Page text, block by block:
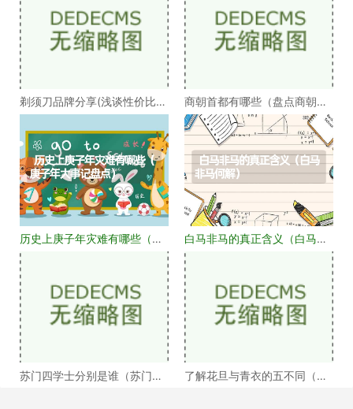
剃须刀品牌分享(浅谈性价比高
的剃须刀品牌）
商朝首都有哪些（盘点商朝的
十几个首都）
历史上庚子年灾难有哪些（庚
子年大事记盘点）
白马非马的真正含义（白马非
马何解）
苏门四学士分别是谁（苏门四
了解花旦与青衣的五不同（浅